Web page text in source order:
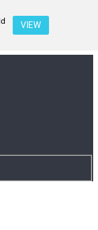
VIEW